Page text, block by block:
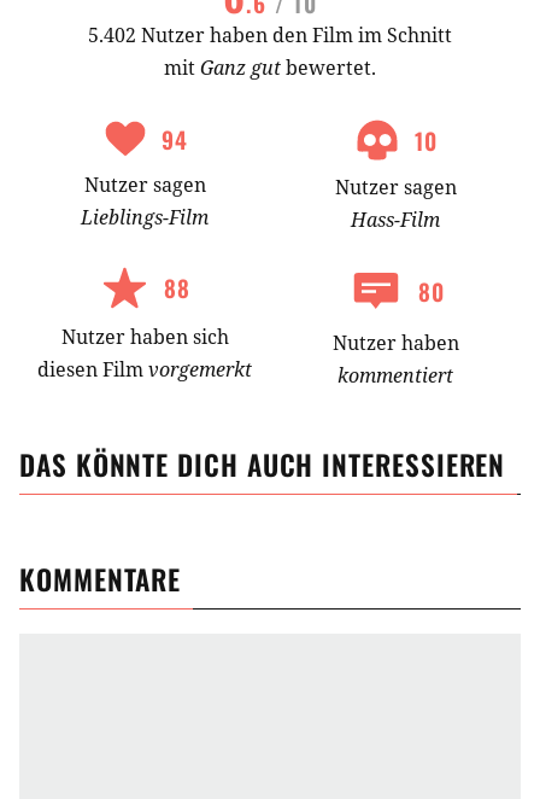
5.402 Nutzer haben den Film im Schnitt
mitGanz gutbewertet.
94
Nutzersagen
Lieblings-Film
10
Nutzersagen
Hass-Film
88
Nutzerhabensich
diesen Filmvorgemerkt
80
Nutzer haben
kommentiert
DAS KÖNNTE DICH AUCH INTERESSIEREN
KOMMENTARE